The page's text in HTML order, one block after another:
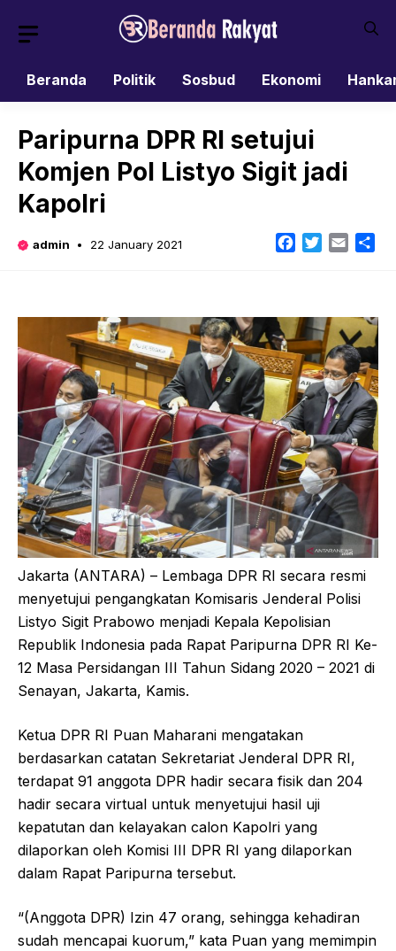
Beranda
Politik Sosbud Ekonomi
Paripurna DPR RI setujui
Komjen Pol Listyo Sigit jadi
Kapolri
admin 22 January 2021 Facebook
TwitterEmail
Jakarta (ANTARA) – Lembaga DPR RI secara resmi
menyetujui pengangkatan Komisaris Jenderal Polisi
Listyo Sigit Prabowo menjadi Kepala Kepolisian
Republik Indonesia pada Rapat Paripurna DPR RI Ke-
12 Masa Persidangan III Tahun Sidang 2020 – 2021 di
Senayan, Jakarta, Kamis.
Ketua DPR RI Puan Maharani mengatakan
berdasarkan catatan Sekretariat Jenderal DPR RI,
terdapat 91 anggota DPR hadir secara fisik dan 204
hadir secara virtual untuk menyetujui hasil uji
kepatutan dan kelayakan calon Kapolri yang
dilaporkan oleh Komisi III DPR RI yang dilaporkan
dalam Rapat Paripurna tersebut.
“(Anggota DPR) Izin 47 orang, sehingga kehadiran
sudah mencapai kuorum,” kata Puan yang memimpin